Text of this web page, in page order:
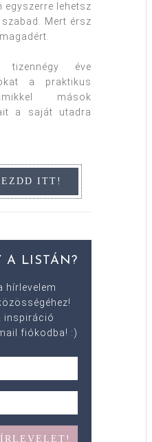
egyszerre lehetsz
Mert érsz
tizennégy éve
a praktikus
mások
a saját utadra
A LISTÁN?
hírlevelem
inspiráció
fiókodba! :)